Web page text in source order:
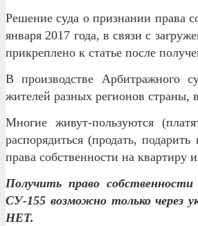
Решение суда о признании права
января 2017 года, в связи с
прикреплено к статье после
В производстве Арбитражного
жителей разных регионов
Многие живут-пользуются
распорядиться (продать,
права собственности на
Получить право
СУ-155 возможно только через
НЕТ.